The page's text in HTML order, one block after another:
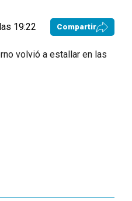
19:22 Compartir